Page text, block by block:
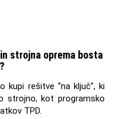
strojna oprema bosta
kupi rešitve “na ključ”, ki
strojno, kot programsko
TPD.